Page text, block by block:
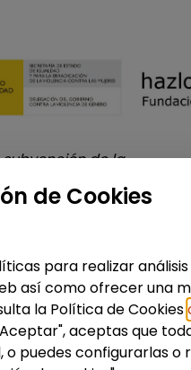
de la
y Asuntos Sociales a
con la asistencia de
apostamos por la
ha sido supervisado y
para garantizar su
alineándolo con
de Cookies
para realizar
así como ofrecer una
la Política de Cookies
aceptas que
puedes configurarlas o